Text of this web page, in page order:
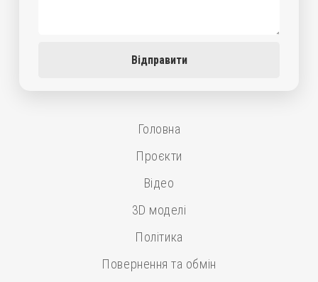
Відправити
Головна
Проєкти
Відео
3D моделі
Політика
Повернення та обмін